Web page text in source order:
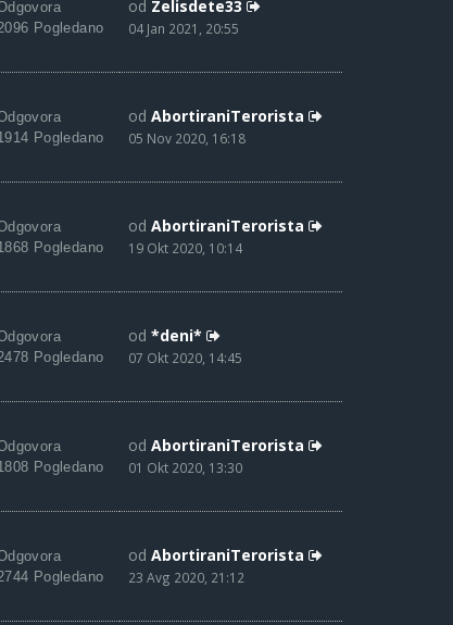
Pogledano
od Zelisdete33
04 Jan 2021, 20:55
Pogledano
od AbortiraniTerorista
05 Nov 2020, 16:18
Pogledano
od AbortiraniTerorista
19 Okt 2020, 10:14
Pogledano
od *deni*
07 Okt 2020, 14:45
Pogledano
od AbortiraniTerorista
01 Okt 2020, 13:30
Pogledano
od AbortiraniTerorista
23 Avg 2020, 21:12